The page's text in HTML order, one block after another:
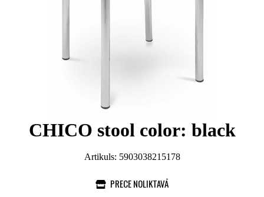
CHICO stool color: black
Artikuls: 5903038215178
PRECE NOLIKTAVĀ